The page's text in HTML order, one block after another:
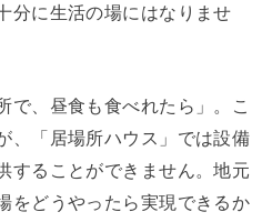
分に生活の場にはなりませ
で、昼食も食べれたら」。こ
、「居場所ハウス」では設備
することができません。地元
をどうやったら実現できるか